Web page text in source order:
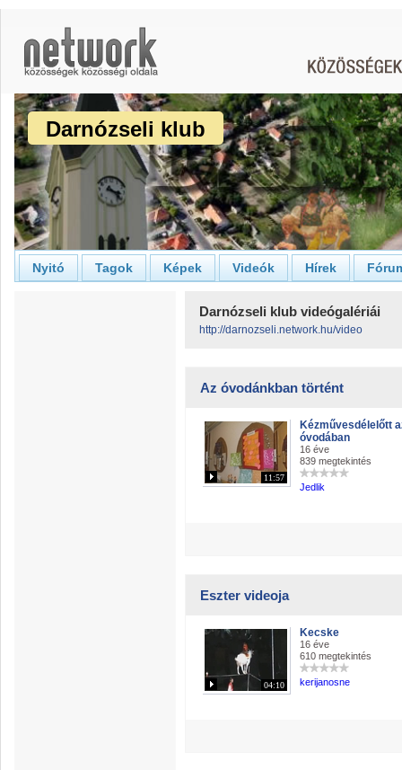
Darnózseli klub
Nyitó Tagok Képek Videók Hírek
Darnózseli klub videógalériái
http://darnozseli.network.hu/video
Az óvodánkban történt
11:57
Kézművesdélelőtt
óvodában
16 éve
839 megtekintés
Jedlik
Eszter videoja
04:10
Kecske
16 éve
610 megtekintés
kerijanosne